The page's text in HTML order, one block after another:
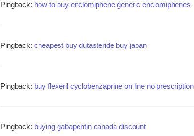
Pingback: how to buy enclomiphene generic enclomiphenes
Pingback: cheapest buy dutasteride buy japan
Pingback: buy flexeril cyclobenzaprine on line no prescription
Pingback: buying gabapentin canada discount